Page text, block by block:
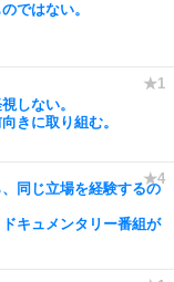
ではない。
しない。
きに取り組む。
同じ立場を経験するの
キュメンタリー番組が